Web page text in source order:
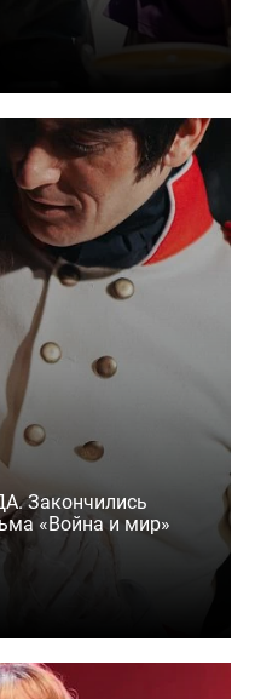
Закончились
«Война и мир»